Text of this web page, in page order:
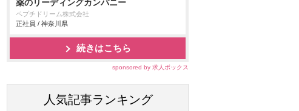
薬のリーディングカンパニー
ペプチドリーム株式会社
正社員 / 神奈川県
続きはこちら
sponsored by 求人ボックス
人気記事ランキング